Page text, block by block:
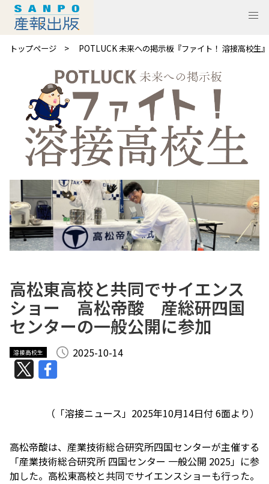
トップページ POTLUCK 未来への掲示板『ファイト！ 溶接高校生
高松東高校と共同でサイエンス
ショー 高松帝酸 産総研四国
センターの一般公開に参加
溶接高校生 2025-10-14
（「溶接ニュース」2025年10月14日付 6面より）
高松帝酸は、産業技術総合研究所四国センターが主催する
「産業技術総合研究所 四国センター 一般公開 2025」に参
加した。高松東高校と共同でサイエンスショーも行った。